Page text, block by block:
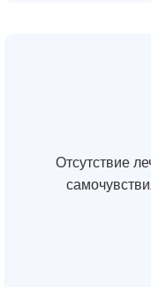
Отсутствие